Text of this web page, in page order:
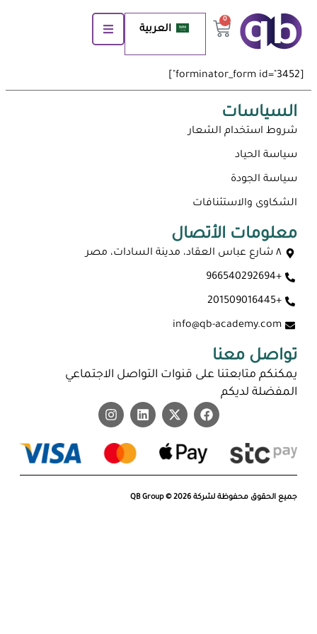
0
العربية
[forminator_form id="3452"]
السياسات
شروط استخدام الشعار
سياسة الحياد
سياسة الجودة
الشكاوى والاستئنافات
معلومات الأتصال
٨ شارع عباس العقاد، مدينة السادات، مصر
+966540292694
+201509016445
info@qb-academy.com
تواصل معنا
يمكنكم متابعتنا على قنوات التواصل الاجتماعي
المفضلة لديكم
جميع الحقوق محفوظة لشركة QB Group © 2026